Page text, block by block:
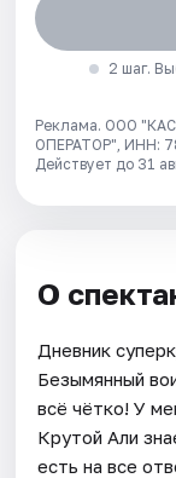
2 шаг.
Реклама. ООО
ОПЕРАТОР", ИНН:
Действует до 31
О
Дневник
Безымянный
всё чётко! У
Крутой Али
есть на все